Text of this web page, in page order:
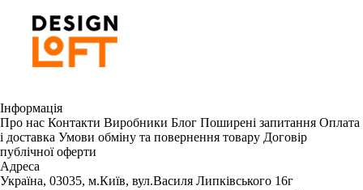
Інформація
Про нас Контакти Виробники Блог Поширені запитання Оплата
і доставка Умови обміну та повернення товару Договір
публічної оферти
Адреса
Україна, 03035, м.Київ, вул.Василя Липківського 16г